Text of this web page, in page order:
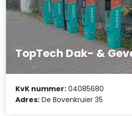
TopTech Dak- &
KvK nummer: 04085680
Adres: De Bovenkruier 35